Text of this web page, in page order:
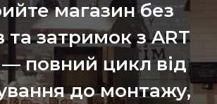
магазин без
та затримок з ART
— повний цикл від
до монтажу,